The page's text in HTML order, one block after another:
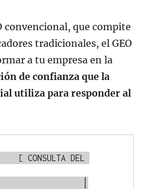
convencional, que compite
tradicionales, el GEO
a tu empresa en la
de confianza que la
utiliza para responder al